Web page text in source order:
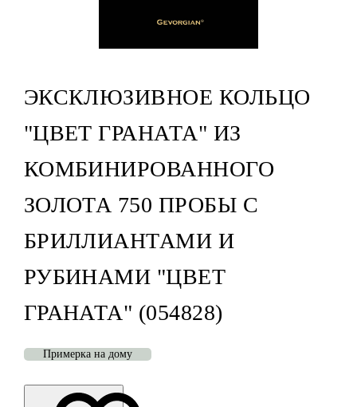
ЭКСКЛЮЗИВНОЕ КОЛЬЦО
"ЦВЕТ ГРАНАТА" ИЗ
КОМБИНИРОВАННОГО
ЗОЛОТА 750 ПРОБЫ С
БРИЛЛИАНТАМИ И
РУБИНАМИ "ЦВЕТ
ГРАНАТА" (054828)
Примерка на дому